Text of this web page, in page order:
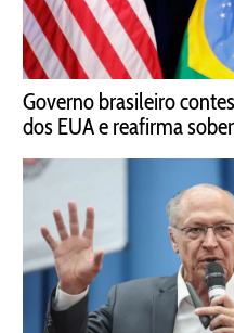
Governo brasileiro
dos EUA e reafirma